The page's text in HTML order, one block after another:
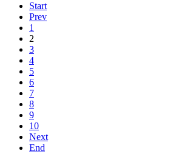
Start
Prev
1
2
3
4
5
6
7
8
9
10
Next
End